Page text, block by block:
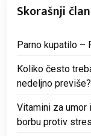
Skorašnji
Parno kupatilo –
Koliko često
nedeljno previše?
Vitamini za
borbu protiv